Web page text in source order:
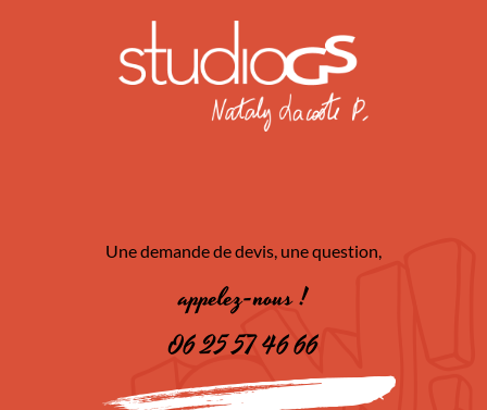
Une demande de devis, une question,
appelez-nous !
06 25 57 46 66